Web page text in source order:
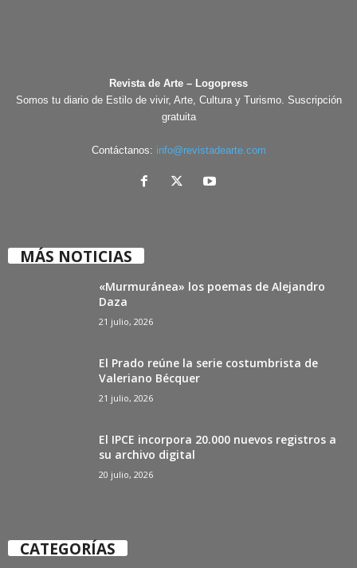
Revista de Arte – Logopress
Somos tu diario de Estilo de vivir, Arte, Cultura y Turismo. Suscripción
gratuita
Contáctanos: info@revistadearte.com
MÁS NOTICIAS
«Murmuránea» los poemas de Alejandro
Daza
21 julio, 2026
El Prado reúne la serie costumbrista de
Valeriano Bécquer
21 julio, 2026
El IPCE incorpora 20.000 nuevos registros a
su archivo digital
20 julio, 2026
CATEGORÍAS